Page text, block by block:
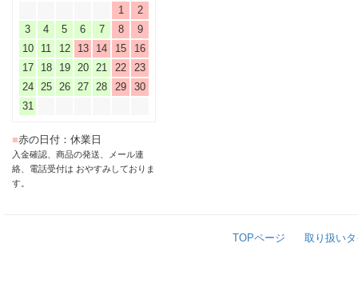
1
2
3
4 5 6 7 8
9
10
11 12 13 14 15
16
17
18 19 20 21 22
23
24
25 26 27 28 29
30
31
■赤の日付：休業日
入金確認、商品の発送、メール連
絡、電話受付は おやすみしておりま
す。
TOPページ 取り扱い